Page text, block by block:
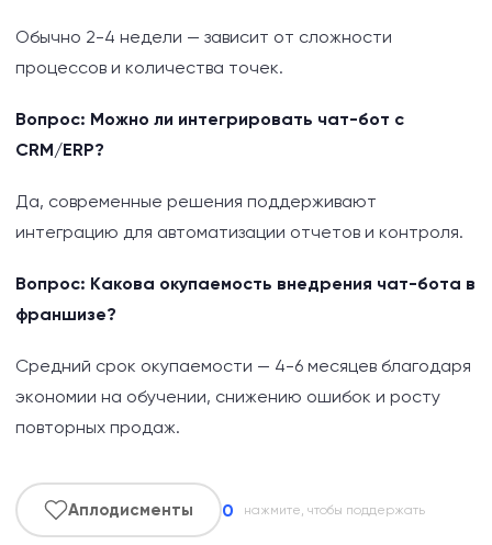
Обычно 2-4 недели — зависит от сложности
процессов и количества точек.
Вопрос: Можно ли интегрировать чат-бот с
CRM/ERP?
Да, современные решения поддерживают
интеграцию для автоматизации отчетов и контроля.
Вопрос: Какова окупаемость внедрения чат-бота в
франшизе?
Средний срок окупаемости — 4-6 месяцев благодаря
экономии на обучении, снижению ошибок и росту
повторных продаж.
Аплодисменты 0 нажмите, чтобы поддержать